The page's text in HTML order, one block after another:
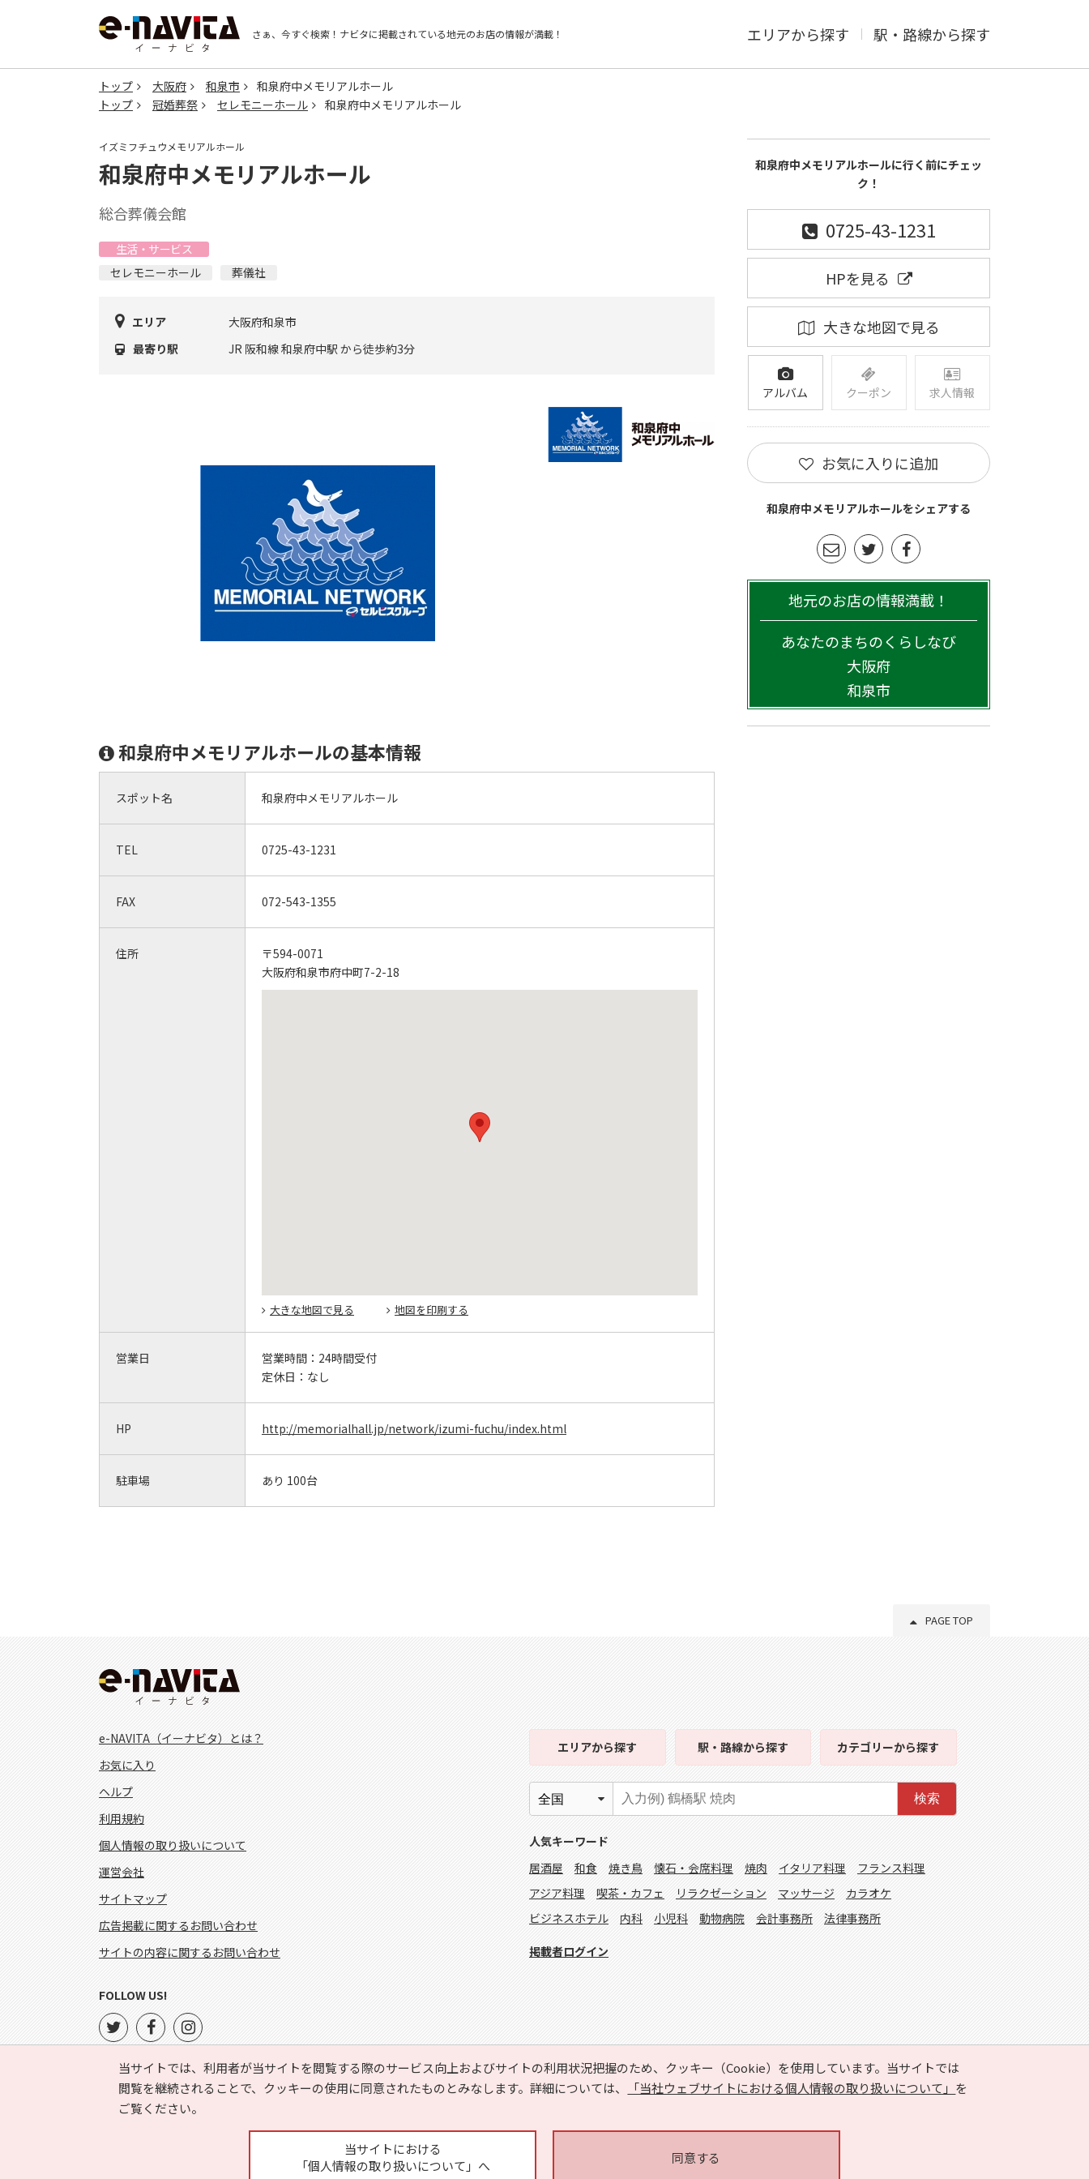
さぁ、今すぐ検索！ ナビタに掲載されている地元のお店の情報が満載！ エリアから探す 駅・路線から探す
トップ 大阪府 和泉市
和泉府中メモリアルホール
トップ
冠婚葬祭 セレモニーホール 和泉府中メモリアルホール
イズミフチュウメモリアルホール
和泉府中メモリアルホール
総合葬儀会館
生活・サービス
セレモニーホール
葬儀社
エリア
大阪府和泉市
最寄り駅
JR 阪和線 和泉府中駅 から徒歩約3分
和泉府中メモリアルホールの基本情報
スポット名 和泉府中メモリアルホール
TEL 0725-43-1231
FAX 072-543-1355
住所
〒594-0071
大阪府和泉市府中町7-2-18
大きな地図で見る 地図を印刷する
営業日 営業時間： 24時間受付
定休日： なし
HP http://memorialhall.jp/network/izumi-fuchu/index.html
駐車場 あり 100台
和泉府中メモリアルホールに行く前にチェッ
ク！
0725-43-1231
HPを見る
大きな地図で見る
アルバム クーポン 求人情報
お気に入りに追加
和泉府中メモリアルホールをシェアする
地元のお店の情報満載！
あなたのまちのくらしなび
大阪府
和泉市
PAGE TOP
当サイトでは、利用者が当サイトを閲覧する際のサービス向上およびサイトの利用状況把握のため、クッキー（Cookie）を使用しています。当サイトでは
閲覧を継続されることで、クッキーの使用に同意されたものとみなします。詳細については、
「当社ウェブサイトにおける個人情報の取り扱いについて」 を
ご覧ください。
当サイトにおける
「個人情報の取り扱いについて」へ
同意する
e-NAVITA（イーナビタ）とは？
お気に入り
ヘルプ
利用規約
個人情報の取り扱いについて
運営会社
サイトマップ
広告掲載に関するお問い合わせ
サイトの内容に関するお問い合わせ
エリアから探す 駅・路線から探す カテゴリーから探す
検索
人気キーワード
居酒屋
和食 焼き鳥 懐石・会席料理 焼肉 イタリア料理
フランス料理
アジア料理
喫茶・カフェ リラクゼーション マッサージ
カラオケ
ビジネスホテル
内科 小児科 動物病院 会計事務所 法律事務所
掲載者ログイン
FOLLOW US!
Copyright © HYOJITO.Co.,Ltd. All Rights Reserved.